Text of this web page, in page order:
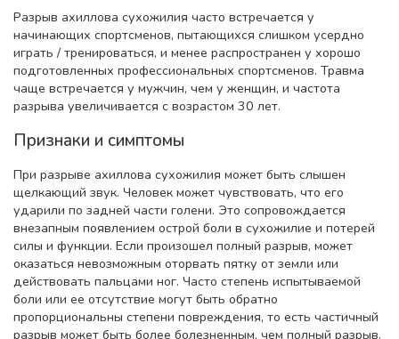
Разрыв ахиллова сухожилия часто встречается у
начинающих спортсменов, пытающихся слишком усердно
играть / тренироваться, и менее распространен у хорошо
подготовленных профессиональных спортсменов. Травма
чаще встречается у мужчин, чем у женщин, и частота
разрыва увеличивается с возрастом 30 лет.
Признаки и симптомы
При разрыве ахиллова сухожилия может быть слышен
щелкающий звук. Человек может чувствовать, что его
ударили по задней части голени. Это сопровождается
внезапным появлением острой боли в сухожилие и потерей
силы и функции. Если произошел полный разрыв, может
оказаться невозможным оторвать пятку от земли или
действовать пальцами ног. Часто степень испытываемой
боли или ее отсутствие могут быть обратно
пропорциональны степени повреждения, то есть частичный
разрыв может быть более болезненным, чем полный разрыв.